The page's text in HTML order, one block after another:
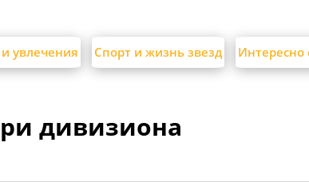
увлечения Спорт и жизнь звезд
дивизиона